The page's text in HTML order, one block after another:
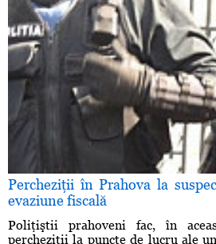
Percheziţii în Prahova la
evaziune fiscală
Poliţiştii prahoveni fac, în
percheziţii la puncte de lucru ale